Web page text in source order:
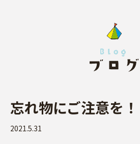
忘れ物にご注意を！
2021.5.31